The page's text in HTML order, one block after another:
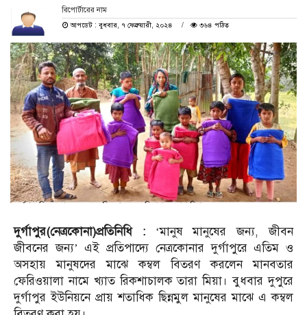
রিপোর্টারের নাম
আপডেট : বুধবার, ৭ ফেব্রুয়ারী, ২০২৪
৩৬৪ পঠিত
দুর্গাপুর(নেত্রকোনা)প্রতিনিধি :‘মানুষ মানুষের জন্য, জীবন
জীবনের জন্য’ এই প্রতিপাদ্যে নেত্রকোনার দুর্গাপুরে এতিম ও
অসহায় মানুষদের মাঝে কম্বল বিতরণ করলেন মানবতার
ফেরিওয়ালা নামে খ্যাত রিকশাচালক তারা মিয়া। বুধবার দুপুরে
দুর্গাপুর ইউনিয়নে প্রায় শতাধিক ছিন্নমুল মানুষের মাঝে এ কম্বল